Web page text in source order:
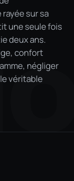
sur sa
une seule fois
deux ans.
confort
négliger
véritable